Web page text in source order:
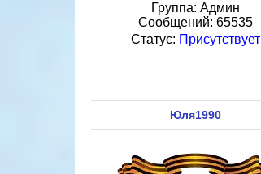
Группа: Админ
Сообщений: 65535
Статус: Присутствует
Юля1990